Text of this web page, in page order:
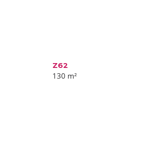
Z62
130 m²